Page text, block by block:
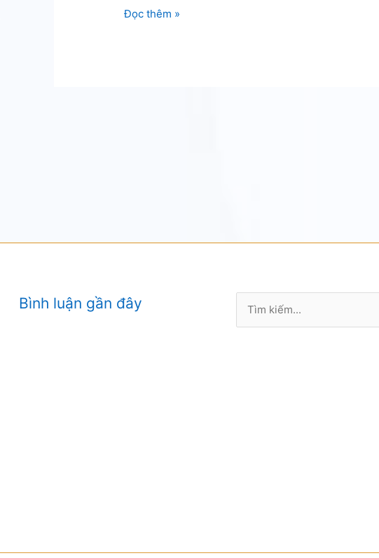
Cứu
Đọc thêm »
Bình luận gần đây
kiếm: